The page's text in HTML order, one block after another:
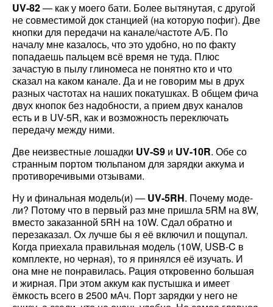
UV-82— как у моего бати. Более вытянутая, с другой
не совместимой док станцией (на которую пофиг). Две
кнопки для передачи на канале/частоте А/Б. По
началу мне казалось, что это удобно, но по факту
попадаешь пальцем всё время не туда. Плюс
зачастую в пылу глиномеса не понятно кто и что
сказал на каком канале. Да и не говорим мы в друх
разных частотах на наших покатушках. В общем фича
двух кнопок без надобности, а прием двух каналов
есть и в UV-5R, как и возможность переключать
передачу между ними.
Две неизвестные лошадки UV-S9 и UV-10R. Обе со
странным портом тюльпаном для зарядки аккума и
противоречивыми отзывами.
Ну и финальная модель(и) — UV-5RH. Почему моде-
ли? Потому что в первый раз мне пришла 5RM на 8W,
вместо заказанной 5RH на 10W. Сдал обратно и
перезаказал. Ох лучше бы я её включил и пощупал.
Когда приехала правильная модель (10W, USB-C в
комплекте, но черная), то я принялся её изучать. И
она мне не понравилась. Рация откровенно большая
и жирная. При этом аккум как пустышка и имеет
ёмкость всего в 2500 мАч. Порт зарядки у него не